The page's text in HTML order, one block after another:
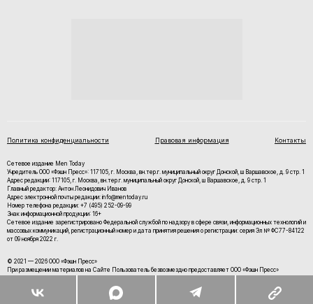
Политика конфиденциальности Правовая информация Контакты
Сетевое издание Men Today
Учредитель ООО «Фэшн Пресс»: 117105, г. Москва, вн.тер.г. муниципальный округ Донской, ш Варшавское, д. 9 стр. 1
Адрес редакции: 117105, г. Москва, вн.тер.г. муниципальный округ Донской, ш Варшавское, д. 9 стр. 1
Главный редактор: Антон Леонидович Иванов
Адрес электронной почты редакции: info@mentoday.ru
Номер телефона редакции: +7 (495) 252-09-99
Знак информационной продукции: 16+
Cетевое издание зарегистрировано Федеральной службой по надзору в сфере связи, информационных технологий и
массовых коммуникаций, регистрационный номер и дата принятия решения о регистрации: серия Эл № ФС77-84122
от 09 ноября 2022 г.
© 2021 — 2026 ООО «Фэшн Пресс»
При размещении материалов на Сайте Пользователь безвозмездно предоставляет ООО «Фэшн Пресс»
произведений, а также на демонстрацию материалов и доведение их до всеобщего сведения.